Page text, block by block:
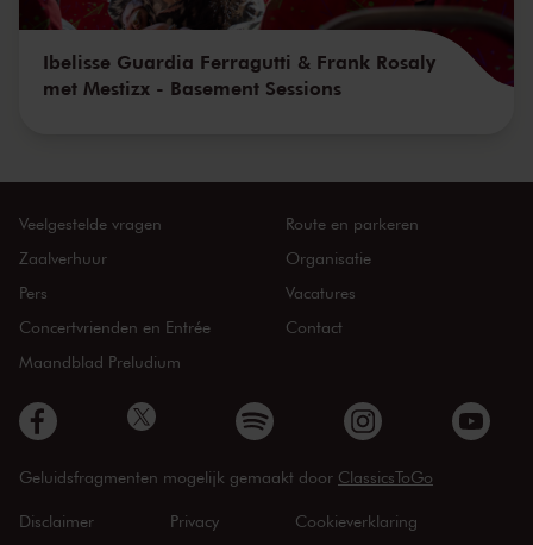
Ibelisse Guardia Ferragutti & Frank Rosaly
met Mestizx - Basement Sessions
Veelgestelde vragen
Zaalverhuur
Pers
Concertvrienden en Entrée
Maandblad Preludium
Route en parkeren
Organisatie
Vacatures
Contact
Geluidsfragmenten mogelijk gemaakt door ClassicsToGo
Disclaimer Privacy Cookieverklaring